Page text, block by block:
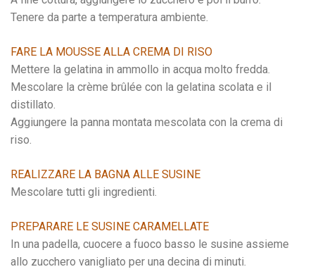
Tenere da parte a temperatura ambiente.
FARE LA MOUSSE ALLA CREMA DI RISO
Mettere la gelatina in ammollo in acqua molto fredda.
Mescolare la crème brûlée con la gelatina scolata e il
distillato.
Aggiungere la panna montata mescolata con la crema di
riso.
REALIZZARE LA BAGNA ALLE SUSINE
Mescolare tutti gli ingredienti.
PREPARARE LE SUSINE CARAMELLATE
In una padella, cuocere a fuoco basso le susine assieme
allo zucchero vanigliato per una decina di minuti.